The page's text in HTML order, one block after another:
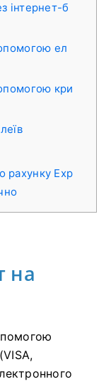
інтернет-б
ел
кри
рахунку Exp
на